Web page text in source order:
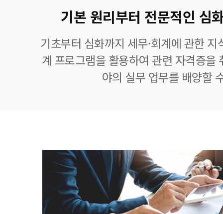
기본 원리부터 전문적인 심
기초부터 심화까지 세무·회계에 관한
계 프로그램을 활용하여 관련 자격증을
야의 실무 업무를 배양할